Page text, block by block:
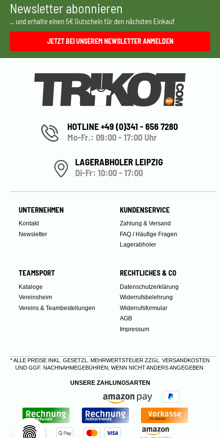
Newsletter abonnieren
... und erhalte einen 5€ Gutschein für den nächsten Einkauf
JETZT BEI UNSEREM NEWSLETTER ANMELDEN
HOTLINE +49 (0)341 - 656 7280
Mo-Fr.: 09:00 - 17:00 Uhr
LAGERABHOLER LEIPZIG
Di-Fr: 10:00 - 17:00
UNTERNEHMEN
Kontakt
Newsletter
KUNDENSERVICE
Zahlung & Versand
FAQ / Häufige Fragen
Lagerabholer
TEAMSPORT
Kataloge
Vereinsheim
Vereins & Teambestellungen
RECHTLICHES & CO
Datenschutzerklärung
Widerrufsbelehrung
Widerrufsformular
AGB
Impressum
* ALLE PREISE INKL. GESETZL. MEHRWERTSTEUER ZZGL. VERSANDKOSTEN
UND GGF. NACHNAHMEGEBÜHREN, WENN NICHT ANDERS ANGEGEBEN.
UNSERE ZAHLUNGSARTEN